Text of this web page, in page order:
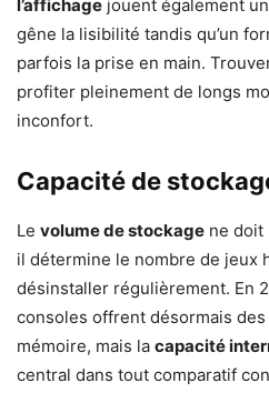
l’affichage jouent également
gêne la lisibilité tandis qu’un
parfois la prise en main.
profiter pleinement de longs
inconfort.
Capacité de
Le volume de stockage ne doit
il détermine le nombre de jeux
désinstaller régulièrement. En
consoles offrent désormais
mémoire, mais la capacité
central dans tout comparatif